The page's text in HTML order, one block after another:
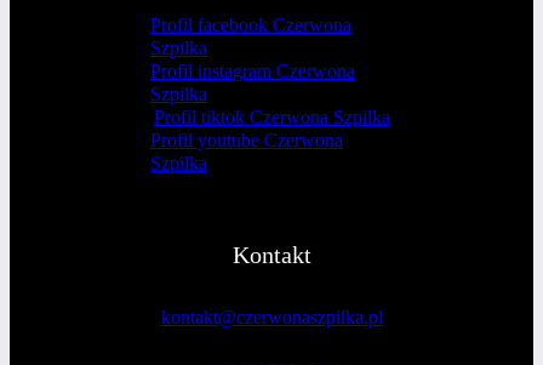
Profil facebook Czerwona
Szpilka
Profil instagram Czerwona
Szpilka
Profil tiktok Czerwona Szpilka
Profil youtube Czerwona
Szpilka
Kontakt
kontakt@czerwonaszpilka.pl